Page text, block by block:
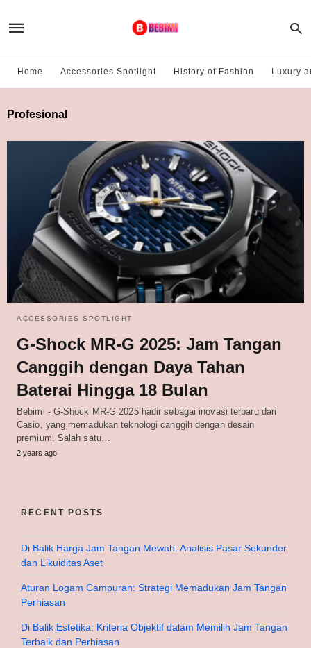
Home Accessories Spotlight History of Fashion Luxury
Profesional
ACCESSORIES SPOTLIGHT
G-Shock MR-G 2025: Jam Tangan
Canggih dengan Daya Tahan
Baterai Hingga 18 Bulan
Bebimi - G-Shock MR-G 2025 hadir sebagai inovasi terbaru dari
Casio, yang memadukan teknologi canggih dengan desain
premium. Salah satu…
2 years ago
RECENT POSTS
Di Balik Harga Jam Tangan Mewah: Analisis Pasar Sekunder
dan Likuiditas Aset
Aturan Logam Campuran: Strategi Memadukan Jam Tangan
Perhiasan
Di Balik Estetika: Kriteria Objektif dalam Memilih Jam Tangan
Terbaik dan Perhiasan